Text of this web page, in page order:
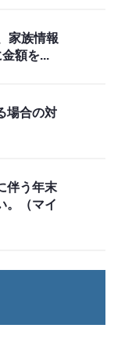
家族情報
額を...
場合の対
伴う年末
。（マイ